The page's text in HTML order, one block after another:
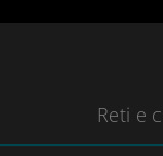
Reti e